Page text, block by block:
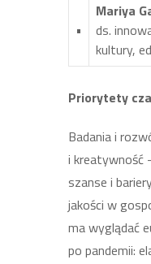
•
Mariya
ds.
kultury,
Priorytety
Badania i
i kreatywność
szanse i
jakości w
ma wyglądać
po pandemii: